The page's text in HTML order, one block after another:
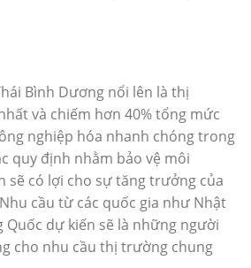
Bình Dương nổi lên là thị
và chiếm hơn 40% tổng mức
nghiệp hóa nhanh chóng trong
quy định nhằm bảo vệ môi
sẽ có lợi cho sự tăng trưởng của
cầu từ các quốc gia như Nhật
Quốc dự kiến sẽ là những người
cho nhu cầu thị trường chung